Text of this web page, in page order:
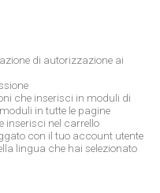
di autorizzazione ai
che inserisci in moduli di
in tutte le pagine
inserisci nel carrello
con il tuo account utente
lingua che hai selezionato